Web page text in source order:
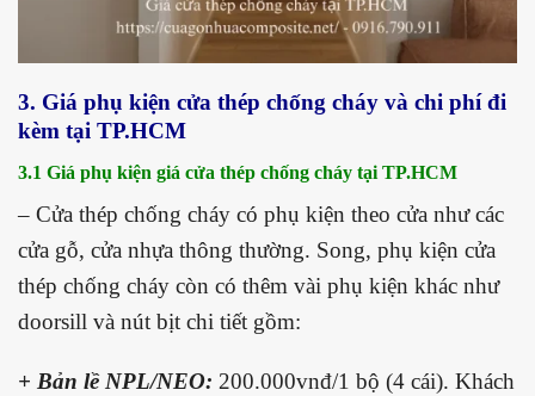
3. Giá phụ kiện cửa thép chống cháy và chi phí đi
kèm tại TP.HCM
3.1 Giá phụ kiện giá cửa thép chống cháy tại TP.HCM
– Cửa thép chống cháy có phụ kiện theo cửa như các
cửa gỗ, cửa nhựa thông thường. Song, phụ kiện cửa
thép chống cháy còn có thêm vài phụ kiện khác như
doorsill và nút bịt chi tiết gồm:
+ Bản lề NPL/NEO: 200.000vnđ/1 bộ (4 cái). Khách